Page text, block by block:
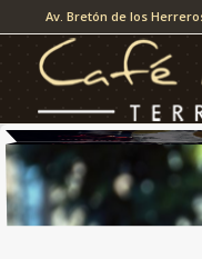
Av. Bretón de los